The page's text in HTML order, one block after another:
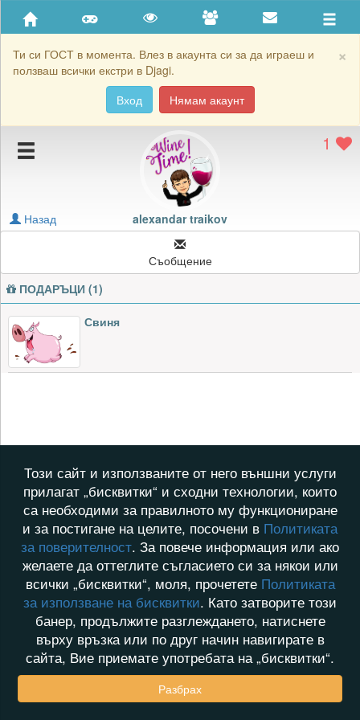
×
Ти си ГОСТ в момента. Влез в акаунта си за да играеш и
ползваш всички екстри в Djagi.
Вход
Нямам акаунт
Приятели
Хронология на игри
Подаръците на alexandar traikov
Картичките на alexandar traikov
Блокирай alexandar traikov
1
alexandar traikov
Назад
Съобщение
ПОДАРЪЦИ (1)
Свиня
Този сайт и използваните от него външни услуги
прилагат „бисквитки“ и сходни технологии, които
са необходими за правилното му функциониране
и за постигане на целите, посочени в Политиката
за поверителност. За повече информация или ако
желаете да оттеглите съгласието си за някои или
всички „бисквитки“, моля, прочетете Политиката
за използване на бисквитки. Като затворите този
банер, продължите разглеждането, натиснете
върху връзка или по друг начин навигирате в
сайта, Вие приемате употребата на „бисквитки“.
Разбрах